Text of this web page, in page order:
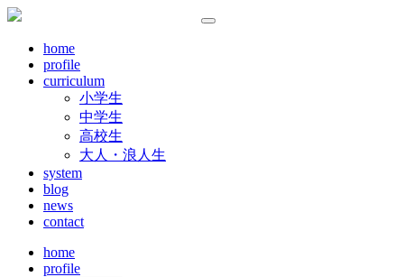
home
profile
curriculum
小学生
中学生
高校生
大人・浪人生
system
blog
news
contact
home
profile